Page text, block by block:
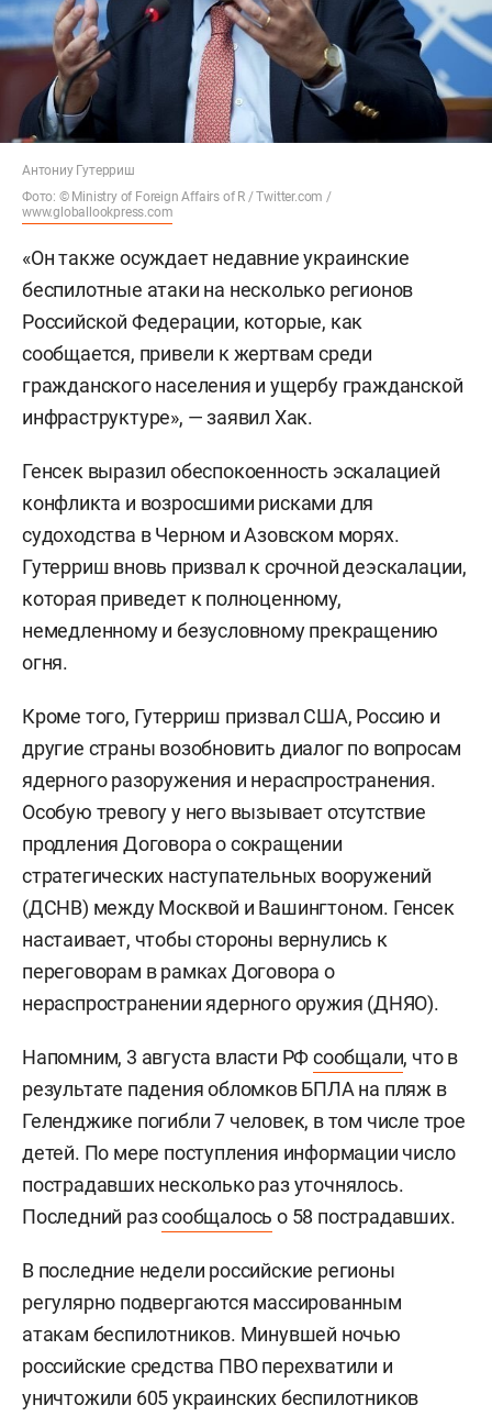
Антониу Гутерриш
Фото: © Ministry of Foreign Affairs of R / Twitter.com /
www.globallookpress.com
«Он также осуждает недавние украинские
беспилотные атаки на несколько регионов
Российской Федерации, которые, как
сообщается, привели к жертвам среди
гражданского населения и ущербу гражданской
инфраструктуре», — заявил Хак.
Генсек выразил обеспокоенность эскалацией
конфликта и возросшими рисками для
судоходства в Черном и Азовском морях.
Гутерриш вновь призвал к срочной деэскалации,
которая приведет к полноценному,
немедленному и безусловному прекращению
огня.
Кроме того, Гутерриш призвал США, Россию и
другие страны возобновить диалог по вопросам
ядерного разоружения и нераспространения.
Особую тревогу у него вызывает отсутствие
продления Договора о сокращении
стратегических наступательных вооружений
(ДСНВ) между Москвой и Вашингтоном. Генсек
настаивает, чтобы стороны вернулись к
переговорам в рамках Договора о
нераспространении ядерного оружия (ДНЯО).
Напомним, 3 августа власти РФсообщали, что в
результате падения обломков БПЛА на пляж в
Геленджике погибли 7 человек, в том числе трое
детей. По мере поступления информации число
пострадавших несколько раз уточнялось.
Последний разсообщалось о 58 пострадавших.
В последние недели российские регионы
регулярно подвергаются массированным
атакам беспилотников. Минувшей ночью
российские средства ПВО перехватили и
уничтожили 605 украинских беспилотников